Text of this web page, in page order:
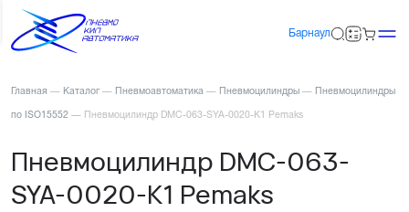
Барнаул
Главная — Каталог — Пневмоавтоматика — Пневмоцилиндры — Пневмоцилиндры
по ISO15552 — Пневмоцилиндр DMC-063-SYA-0020-K1 Pemaks
Пневмоцилиндр DMC-063-
SYA-0020-K1 Pemaks